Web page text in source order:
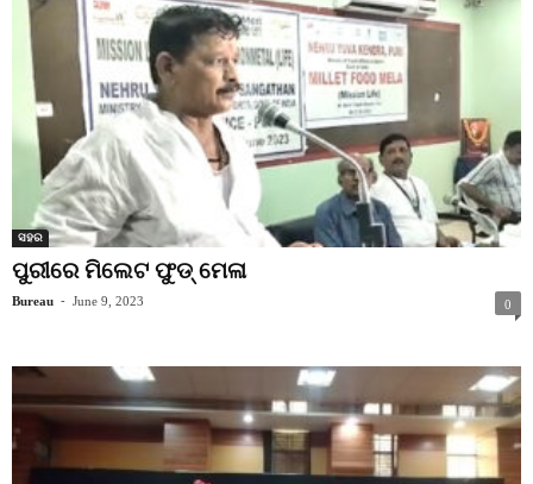
ସହର
ପୁରୀରେ ମିଲେଟ ଫୁଡ୍ ମେଳା
Bureau - June 9, 2023 0